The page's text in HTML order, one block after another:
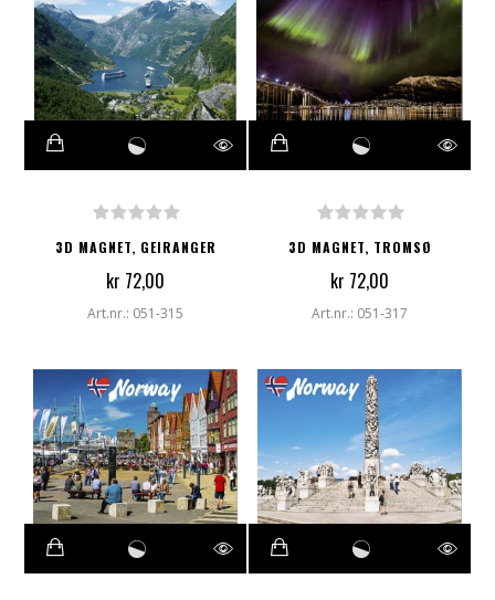
3D MAGNET, GEIRANGER
kr 72,00
Art.nr.: 051-315
3D MAGNET, TROMSØ
kr 72,00
Art.nr.: 051-317